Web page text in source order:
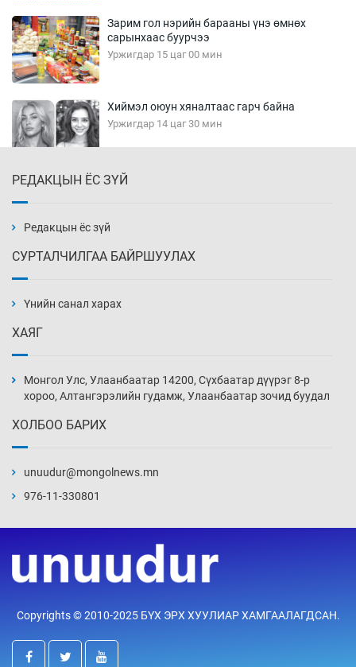
Зарим гол нэрийн барааны үнэ өмнөх
сарынхаас буурчээ
Уржигдар 15 цаг 00 мин
Хиймэл оюун хяналтаас гарч байна
Уржигдар 14 цаг 30 мин
Уржигдар 14 цаг 00 мин
нэмэгджээ
Уржигдар 13 цаг 30 мин
Уржигдар 13 цаг 00 мин
Уржигдар 12 цаг 30 мин
үйлчилж буй гэв
Уржигдар 12 цаг 00 мин
РЕДАКЦЫН ЁС ЗҮЙ
Редакцын ёс зүй
СУРТАЛЧИЛГАА БАЙРШУУЛАХ
Үнийн санал харах
ХАЯГ
Монгол Улс, Улаанбаатар 14200, Сүхбаатар дүүрэг 8-р
хороо, Алтангэрэлийн гудамж, Улаанбаатар зочид буудал
ХОЛБОО БАРИХ
unuudur@mongolnews.mn
976-11-330801
Copyrights © 2010-2025 БҮХ ЭРХ ХУУЛИАР ХАМГААЛАГДСАН.